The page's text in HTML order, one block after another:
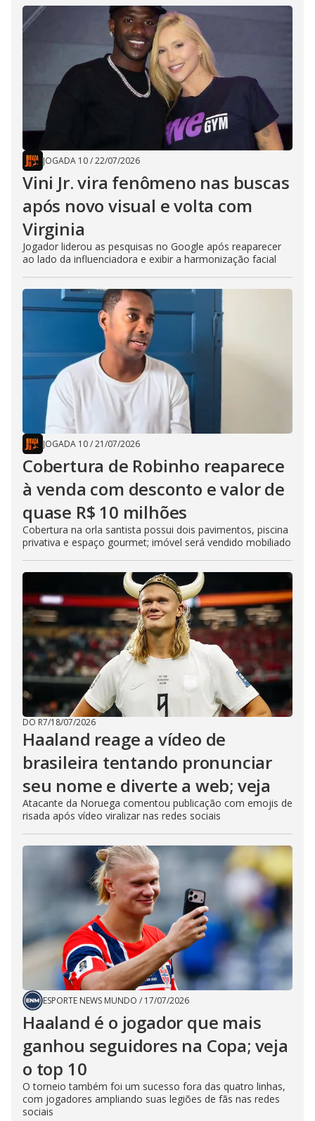
JOGADA 10/22/07/2026
Vini Jr. vira fenômeno nas buscas
após novo visual e volta com
Virginia
Jogador liderou as pesquisas no Google após reaparecer
ao lado da influenciadora e exibir a harmonização facial
JOGADA 10/21/07/2026
Cobertura de Robinho reaparece
à venda com desconto e valor de
quase R$ 10 milhões
Cobertura na orla santista possui dois pavimentos, piscina
privativa e espaço gourmet; imóvel será vendido mobiliado
DO R7/18/07/2026
Haaland reage a vídeo de
brasileira tentando pronunciar
seu nome e diverte a web; veja
Atacante da Noruega comentou publicação com emojis de
risada após vídeo viralizar nas redes sociais
ESPORTE NEWS MUNDO / 17/07/2026
Haaland é o jogador que mais
ganhou seguidores na Copa; veja
o top 10
O torneio também foi um sucesso fora das quatro linhas,
com jogadores ampliando suas legiões de fãs nas redes
sociais